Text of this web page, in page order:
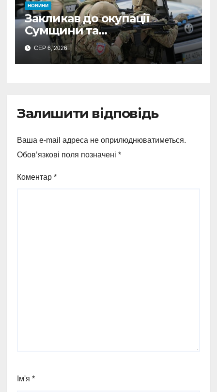
НОВИНИ
Закликав до окупації
Сумщини та
виправдовував обстріли:
СБУ викрила
прокремлівського агітатора
СЕР 6, 2026
Залишити відповідь
Ваша e-mail адреса не оприлюднюватиметься.
Обов’язкові поля позначені *
Коментар *
Ім'я *